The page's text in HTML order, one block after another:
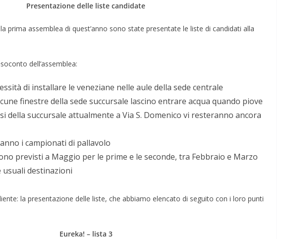
Presentazione delle liste candidate
prima assemblea di quest’anno sono state presentate le liste di candidati alla
dell’assemblea:
di installare le veneziane nelle aule della sede centrale
finestre della sede succursale lascino entrare acqua quando piove
della succursale attualmente a Via S. Domenico vi resteranno ancora
i campionati di pallavolo
previsti a Maggio per le prime e le seconde, tra Febbraio e Marzo
usuali destinazioni
la presentazione delle liste, che abbiamo elencato di seguito con i loro punti
Eureka! – lista 3
Perle dei prof #57